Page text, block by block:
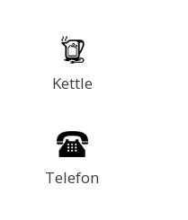
Kettle
Telefon